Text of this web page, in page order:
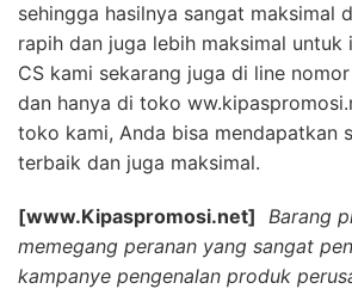
sehingga hasilnya sangat maksimal
rapih dan juga lebih maksimal untuk
CS kami sekarang juga di line
dan hanya di toko
toko kami, Anda bisa mendapatkan
terbaik dan juga maksimal.
[www.Kipaspromosi.net] Barang
memegang peranan yang sangat
kampanye pengenalan produk